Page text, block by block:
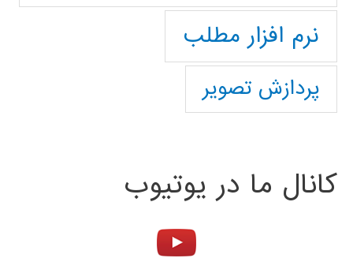
نرم افزار مطلب
پردازش تصویر
کانال ما در یوتیوب